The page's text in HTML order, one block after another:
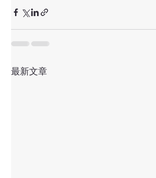
最新文章